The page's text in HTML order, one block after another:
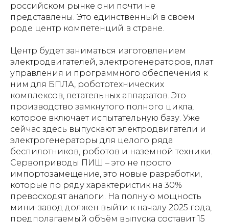
российском рынке они почти не
представлены. Это единственный в своем
роде центр компетенций в стране.
Центр будет заниматься изготовлением
электродвигателей, электрогенераторов, плат
управления и программного обеспечения к
ним для БПЛА, робототехнических
комплексов, летательных аппаратов. Это
производство замкнутого полного цикла,
которое включает испытательную базу. Уже
сейчас здесь выпускают электродвигатели и
электрогенераторы для целого ряда
беспилотников, роботов и наземной техники.
Сервоприводы ПИШ – это не просто
импортозамещение, это новые разработки,
которые по ряду характеристик на 30%
превосходят аналоги. На полную мощность
мини-завод должен выйти к началу 2025 года,
предполагаемый объём выпуска составит 15